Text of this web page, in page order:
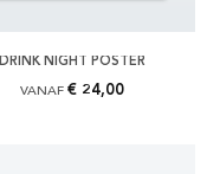
DRINK NIGHT POSTER
VANAF € 24,00